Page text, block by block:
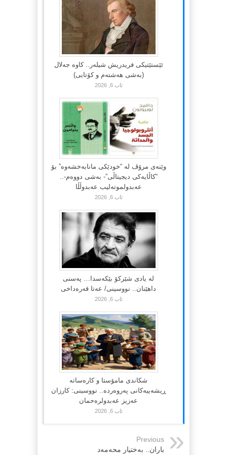
ئێستێتیکی فریدریش شیلەر.. کاوە جەلال
(بەشی هەشتەم و کۆتایی)
ئاب 6, 2026
وێنەی مرۆڤ لە “خودێکی مانابەخشەوە” بۆ
“کاڵایەکی دیجیتاڵی”- بەشی دووەم-..
عەبدولموتەلیب عەبدوڵڵا
ئاب 6, 2026
لە یادی شێرکۆ بێکەسدا… پەسنی
داهێنان.. نووسینی/ عەتا قەرەداخی
ئاب 6, 2026
شکاندی مامۆستا و کارەساتە
ڕیشەییەکانی پەروەردە.. نووسینی: کارزان
عەزیز عەبدولرەحمان
ئاب 6, 2026
Previous
باران.. به‌ختیار محه‌مه‌د